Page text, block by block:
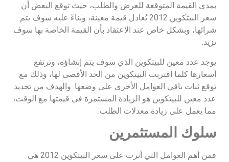
بمدى القيمة المتوقعة للعرض والطلب، حيث توقع البعض أن
سعر البيتكوين 2012 يُعادل قيمة معينة، وبناءً عليه سوف يتم
شرائها، وبشكل خاص عند الاعتقاد بأن القيمة الخاصة بها سوف
تزيد.
يوجد عدد معين للبيتكوين الذي سوف يتم إنشاؤه، وترتفع
أسعارها كلما اقتربت البيتكوين من الحد الأقصى لها، وذلك مع
توقع ثبات باقي العوامل الأخرى على وضعها. والهدف من تحديد
عدد معين للبيتكوين هو الزيادة المستمرة في قيمتها مع الوقت،
مما يعمل على زيادة معدلات الطلب.
سلوك المستثمرين
فمن أهم العوامل التي أثرت على سعر البيتكوين 2012 هي